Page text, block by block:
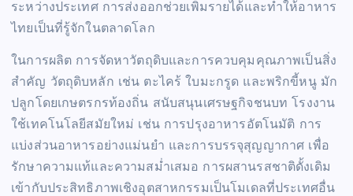
ระหว่างประเทศ การส่งออกช่วยเพิ่มรายได้และทำให้อาหาร
ไทยเป็นที่รู้จักในตลาดโลก
ในการผลิต การจัดหาวัตถุดิบและการควบคุมคุณภาพเป็นสิ่ง
สำคัญ วัตถุดิบหลัก เช่น ตะไคร้ ใบมะกรูด และพริกขี้หนู มัก
ปลูกโดยเกษตรกรท้องถิ่น สนับสนุนเศรษฐกิจชนบท โรงงาน
ใช้เทคโนโลยีสมัยใหม่ เช่น การปรุงอาหารอัตโนมัติ การ
แบ่งส่วนอาหารอย่างแม่นยำ และการบรรจุสุญญากาศ เพื่อ
รักษาความแท้และความสม่ำเสมอ การผสานรสชาติดั้งเดิม
เข้ากับประสิทธิภาพเชิงอุตสาหกรรมเป็นโมเดลที่ประเทศอื่น